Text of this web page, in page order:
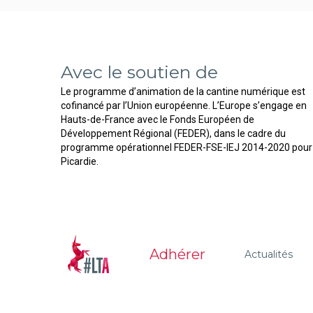
Avec le soutien de
Le programme d’animation de la cantine numérique est
cofinancé par l’Union européenne. L’Europe s’engage en
Hauts-de-France avec le Fonds Européen de
Développement Régional (FEDER), dans le cadre du
programme opérationnel FEDER-FSE-IEJ 2014-2020
Picardie.
Adhérer Actualités